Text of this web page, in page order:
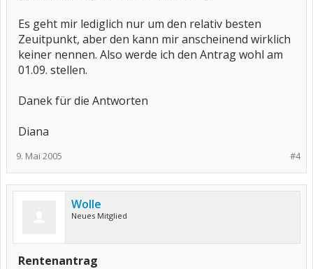
Es geht mir lediglich nur um den relativ besten
Zeuitpunkt, aber den kann mir anscheinend wirklich
keiner nennen. Also werde ich den Antrag wohl am
01.09. stellen.
Danek für die Antworten
Diana
#4
9. Mai 2005
Wolle
Neues Mitglied
Rentenantrag